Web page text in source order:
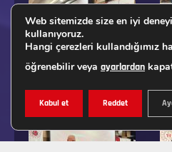
Web sitemizde size en iyi
kullanıyoruz.
Hangi çerezleri kullandığımız
öğrenebilir veya ayarlardan
Kabul et Reddet